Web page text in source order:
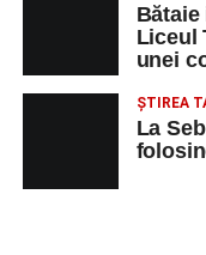
Liceul
unei
ŞTIREA
La